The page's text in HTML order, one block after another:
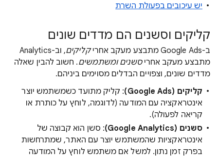
יש עיכובים בפעולת השרת
קליקים וסשנים הם מדדים שונים
ב-Google Ads מתבצע מעקב אחרי קליקים
, וב-Analytics
מתבצע מעקב אחריסשנים ומשתמשים. חשוב להבין שאלה
מדדים שונים, וצפויים הבדלים מסוימים ביניהם.
קליקים (Google Ads)
: קליק מתועד כשמשתמש יוצר
אינטראקציה עם המודעה (לדוגמה, לוחץ על כותרת או
קריאה לפעולה).
סשנים (Google Analytics)
: סשן הוא קבוצה של
אינטראקציות שהמשתמש יוצר עם האתר, שמתרחשות
בפרק זמן נתון. למשל אם משתמש לוחץ על המודעה